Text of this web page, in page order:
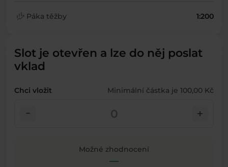
finance_mode Páka těžby 1:200
Slot je otevřen a lze do něj poslat
vklad
Chci vložit Minimální částka je 100,00 Kč
check_indeterminate_small add
Možné zhodnocení
—